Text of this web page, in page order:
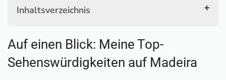
Inhaltsverzeichnis
auf Madeira
1. Altstadt von Funchal
2. Skywalk von Cabo Girão
Auf einen Blick: Meine Top-
Sehenswürdigkeiten auf Madeira